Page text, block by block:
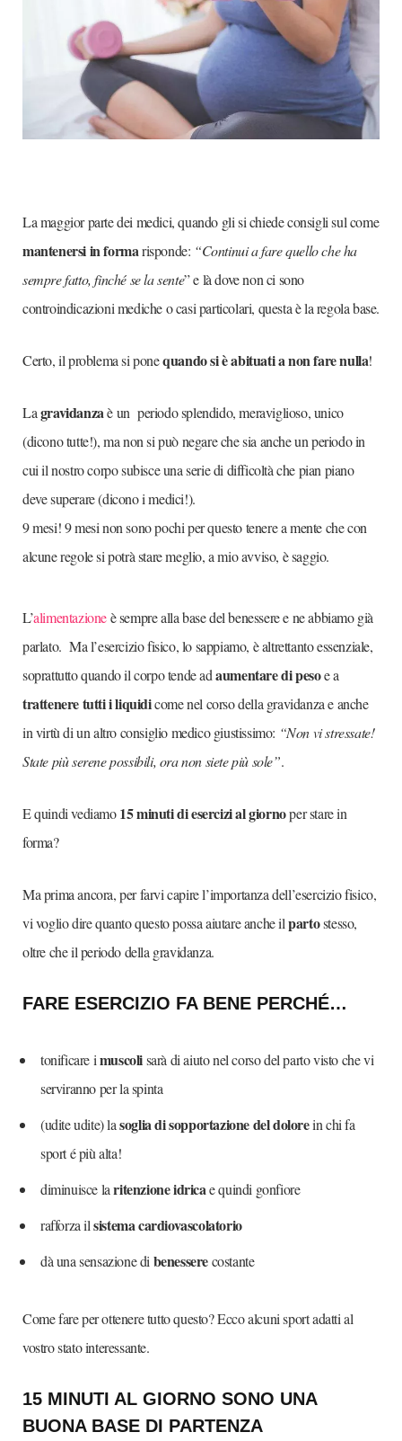
La maggior parte dei medici, quando gli si chiede consigli sul come
mantenersi in formarisponde: “Continui a fare quello che ha
sempre fatto, finché se la sente” e là dove non ci sono
controindicazioni mediche o casi particolari, questa è la regola base.
Certo, il problema si ponequando si è abituati a non fare nulla!
Lagravidanzaè un periodo splendido, meraviglioso, unico
(dicono tutte!), ma non si può negare che sia anche un periodo in
cui il nostro corpo subisce una serie di difficoltà che pian piano
deve superare (dicono i medici!).
9 mesi! 9 mesi non sono pochi per questo tenere a mente che con
alcune regole si potrà stare meglio, a mio avviso, è saggio.
L’alimentazioneè sempre alla base del benessere e ne abbiamo già
parlato. Ma l’esercizio fisico, lo sappiamo, è altrettanto essenziale,
soprattutto quando il corpo tende adaumentare di pesoe a
trattenere tutti i liquidicome nel corso della gravidanza e anche
in virtù di un altro consiglio medico giustissimo: “Non vi stressate!
State più serene possibili, ora non siete più sole”.
E quindi vediamo15 minuti di esercizi al giornoper stare in
forma?
Ma prima ancora, per farvi capire l’importanza dell’esercizio fisico,
vi voglio dire quanto questo possa aiutare anche ilpartostesso,
oltre che il periodo della gravidanza.
FARE ESERCIZIO FA BENE PERCHÉ…
tonificare imuscolisarà di aiuto nel corso del parto visto che vi
serviranno per la spinta
(udite udite) lasoglia di sopportazione del dolorein chi fa
sport é più alta!
diminuisce laritenzione idricae quindi gonfiore
rafforza ilsistema cardiovascolatorio
dà una sensazione di benesserecostante
Come fare per ottenere tutto questo? Ecco alcuni sport adatti al
vostro stato interessante.
15 MINUTI AL GIORNO SONO UNA
BUONA BASE DI PARTENZA